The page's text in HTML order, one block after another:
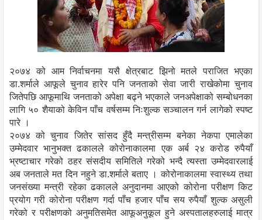
२०७४ को आम निर्वाचनमा यसै क्षेत्रबाट झिनो मतले पराजित भएका
डा.शर्माले आफूले चुनाव हारेर पनि जनताको सेवा जारी राखेकोमा चुनाव
जितेपछि आफूमाथि जनताको अपेक्षा बढ्ने भएकाले जनअपेक्षाको सम्बोधनका
लागि ५० शैयाको केविन पाँच वर्षसम्म निःशुल्क सञ्चालन गर्न लागेको स्पष्ट
पारे ।
२०७४ को चुनाव जितेर सांसद हुँदै मन्त्रीसम्म बनेका नेकपा एमालेका
उम्मेदवार भानुभक्त ढकालले कोरोनाकालमा एक अर्ब २४ करोड रुपैयाँ
भ्रष्टाचार गरेको ठहर संसदीय समितिले गरेको भन्दै त्यस्ता उम्मेदवारलाई
अब जनताले मत दिन नहुने डा.शर्माले बताए । कोरोनाकालमा स्वास्थ्य तथा
जनसंख्या मन्त्री रहेका ढकालले अनुदानमा आएको कोरोना परीक्षण किट
प्रयोग गरी कोरोना परीक्षण गर्दा पाँच हजार पाँच सय रुपैयाँ शुल्क असुली
गरेको र परीक्षणको अनुमतिसमेत आफूअनुकूल हुने अस्पतालहरुलाई मात्र